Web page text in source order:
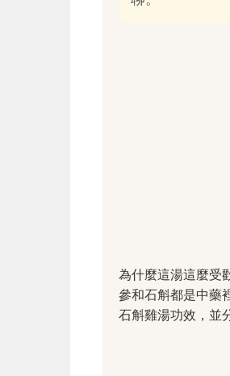
為什麼這湯這麼受
參和石斛都是中藥
石斛雞湯功效，並